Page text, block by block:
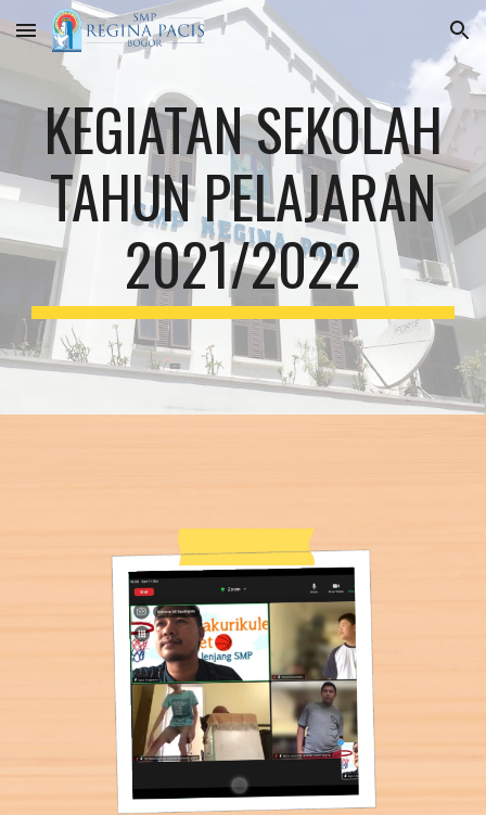
Skip to main content Skip to navigation
KEGIATAN SEKOLAH
TAHUN PELAJARAN
2021/2022